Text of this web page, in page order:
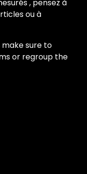
, pensez à
ou à
sure to
or regroup the